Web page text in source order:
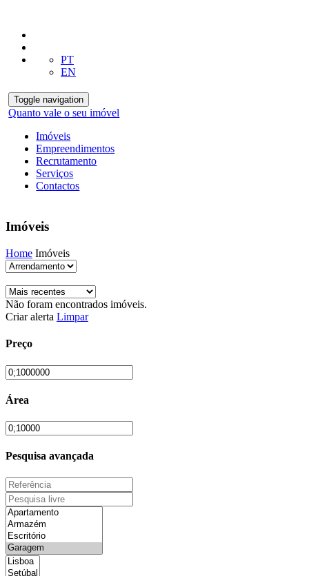
PT
EN
Toggle navigation
Quanto vale o seu imóvel
Imóveis
Empreendimentos
Recrutamento
Serviços
Contactos
Imóveis
Home Imóveis
Não foram encontrados imóveis.
Criar alerta Limpar
Preço
Área
Pesquisa avançada